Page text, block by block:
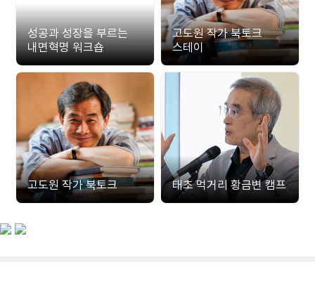
성공과 성장을 부르는
내면혁명 워크숍
고도원 작가 북토크
스테이
고도원 작가 북토크 태초 먹거리 황금변 캠프